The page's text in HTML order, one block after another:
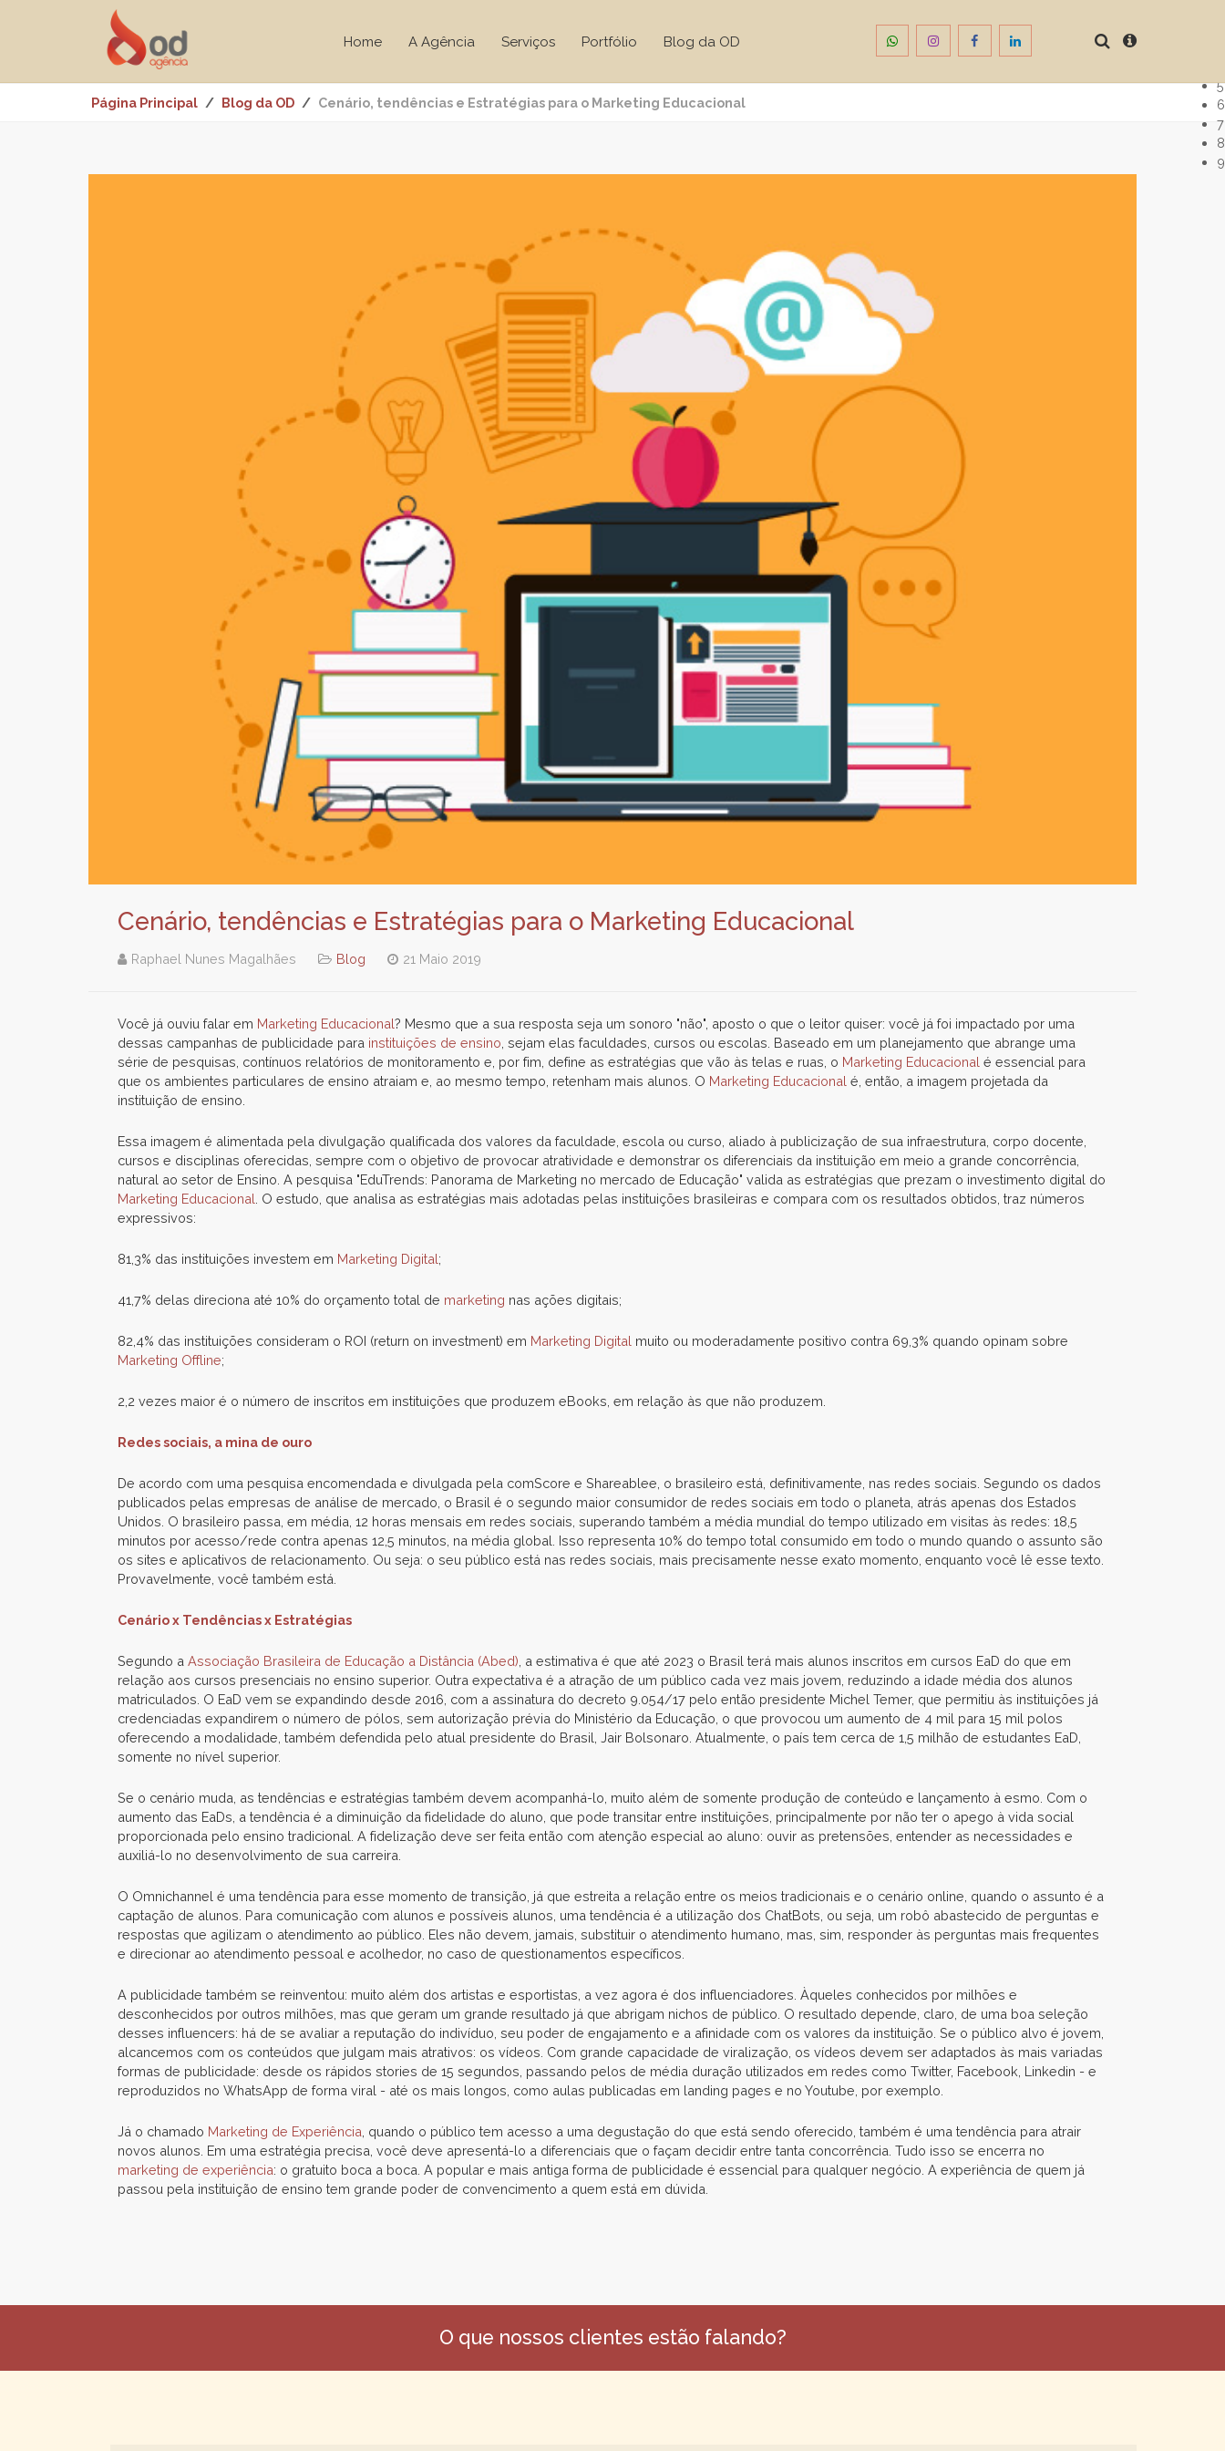
Home A Agência Serviços Portfólio Blog da OD
Página Principal Blog da OD Cenário, tendências e Estratégias para o Marketing Educacional
Cenário, tendências e Estratégias para o Marketing Educacional
Raphael Nunes Magalhães Blog 21 Maio 2019
Você já ouviu falar em Marketing Educacional? Mesmo que a sua resposta seja um sonoro "não", aposto o que o leitor quiser: você já foi impactado por uma
dessas campanhas de publicidade para instituições de ensino , sejam elas faculdades, cursos ou escolas. Baseado em um planejamento que abrange uma
série de pesquisas, contínuos relatórios de monitoramento e, por fim, define as estratégias que vão às telas e ruas, o Marketing Educacional é essencial para
que os ambientes particulares de ensino atraiam e, ao mesmo tempo, retenham mais alunos. O Marketing Educacional é, então, a imagem projetada da
instituição de ensino.
Essa imagem é alimentada pela divulgação qualificada dos valores da faculdade, escola ou curso, aliado à publicização de sua infraestrutura, corpo docente,
cursos e disciplinas oferecidas, sempre com o objetivo de provocar atratividade e demonstrar os diferenciais da instituição em meio a grande concorrência,
natural ao setor de Ensino. A pesquisa "EduTrends: Panorama de Marketing no mercado de Educação" valida as estratégias que prezam o investimento digital do
Marketing Educacional . O estudo, que analisa as estratégias mais adotadas pelas instituições brasileiras e compara com os resultados obtidos, traz números
expressivos:
81,3% das instituições investem em Marketing Digital;
41,7% delas direciona até 10% do orçamento total de marketing nas ações digitais;
82,4% das instituições consideram o ROI (return on investment) em Marketing Digital muito ou moderadamente positivo contra 69,3% quando opinam sobre
Marketing Offline;
2,2 vezes maior é o número de inscritos em instituições que produzem eBooks, em relação às que não produzem.
Redes sociais, a mina de ouro
De acordo com uma pesquisa encomendada e divulgada pela comScore e Shareablee, o brasileiro está, definitivamente, nas redes sociais. Segundo os dados
publicados pelas empresas de análise de mercado, o Brasil é o segundo maior consumidor de redes sociais em todo o planeta, atrás apenas dos Estados
Unidos. O brasileiro passa, em média, 12 horas mensais em redes sociais, superando também a média mundial do tempo utilizado em visitas às redes: 18,5
minutos por acesso/rede contra apenas 12,5 minutos, na média global. Isso representa 10% do tempo total consumido em todo o mundo quando o assunto são
os sites e aplicativos de relacionamento. Ou seja: o seu público está nas redes sociais, mais precisamente nesse exato momento, enquanto você lê esse texto.
Provavelmente, você também está.
Cenário x Tendências x Estratégias
Segundo a Associação Brasileira de Educação a Distância (Abed) , a estimativa é que até 2023 o Brasil terá mais alunos inscritos em cursos EaD do que em
relação aos cursos presenciais no ensino superior. Outra expectativa é a atração de um público cada vez mais jovem, reduzindo a idade média dos alunos
matriculados. O EaD vem se expandindo desde 2016, com a assinatura do decreto 9.054/17 pelo então presidente Michel Temer, que permitiu às instituições já
credenciadas expandirem o número de pólos, sem autorização prévia do Ministério da Educação, o que provocou um aumento de 4 mil para 15 mil polos
oferecendo a modalidade, também defendida pelo atual presidente do Brasil, Jair Bolsonaro. Atualmente, o país tem cerca de 1,5 milhão de estudantes EaD,
somente no nível superior.
Se o cenário muda, as tendências e estratégias também devem acompanhá-lo, muito além de somente produção de conteúdo e lançamento à esmo. Com o
aumento das EaDs, a tendência é a diminuição da fidelidade do aluno, que pode transitar entre instituições, principalmente por não ter o apego à vida social
proporcionada pelo ensino tradicional. A fidelização deve ser feita então com atenção especial ao aluno: ouvir as pretensões, entender as necessidades e
auxiliá-lo no desenvolvimento de sua carreira.
O Omnichannel é uma tendência para esse momento de transição, já que estreita a relação entre os meios tradicionais e o cenário online, quando o assunto é a
captação de alunos. Para comunicação com alunos e possíveis alunos, uma tendência é a utilização dos ChatBots, ou seja, um robô abastecido de perguntas e
respostas que agilizam o atendimento ao público. Eles não devem, jamais, substituir o atendimento humano, mas, sim, responder às perguntas mais frequentes
e direcionar ao atendimento pessoal e acolhedor, no caso de questionamentos específicos.
A publicidade também se reinventou: muito além dos artistas e esportistas, a vez agora é dos influenciadores. Àqueles conhecidos por milhões e
desconhecidos por outros milhões, mas que geram um grande resultado já que abrigam nichos de público. O resultado depende, claro, de uma boa seleção
desses influencers: há de se avaliar a reputação do indivíduo, seu poder de engajamento e a afinidade com os valores da instituição. Se o público alvo é jovem,
alcancemos com os conteúdos que julgam mais atrativos: os vídeos. Com grande capacidade de viralização, os vídeos devem ser adaptados às mais variadas
formas de publicidade: desde os rápidos stories de 15 segundos, passando pelos de média duração utilizados em redes como Twitter, Facebook, Linkedin - e
reproduzidos no WhatsApp de forma viral - até os mais longos, como aulas publicadas em landing pages e no Youtube, por exemplo.
Já o chamado Marketing de Experiência , quando o público tem acesso a uma degustação do que está sendo oferecido, também é uma tendência para atrair
novos alunos. Em uma estratégia precisa, você deve apresentá-lo a diferenciais que o façam decidir entre tanta concorrência. Tudo isso se encerra no
marketing de experiência: o gratuito boca a boca. A popular e mais antiga forma de publicidade é essencial para qualquer negócio. A experiência de quem já
passou pela instituição de ensino tem grande poder de convencimento a quem está em dúvida.
O que nossos clientes estão falando?
5
6
7
8
9